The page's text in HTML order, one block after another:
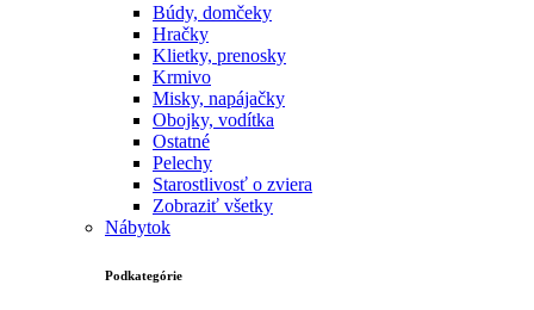
Búdy, domčeky
Hračky
Klietky, prenosky
Krmivo
Misky, napájačky
Obojky, vodítka
Ostatné
Pelechy
Starostlivosť o zviera
Zobraziť všetky
Nábytok
Podkategórie